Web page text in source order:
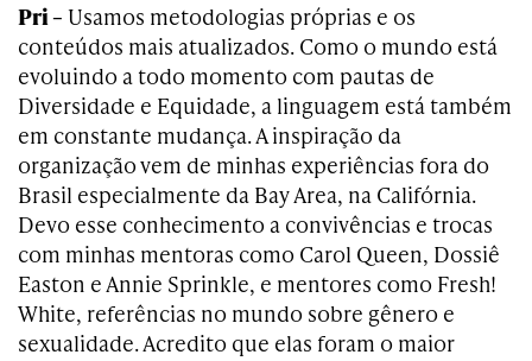
Pri – Usamos metodologias próprias e os
conteúdos mais atualizados. Como o mundo está
evoluindo a todo momento com pautas de
Diversidade e Equidade, a linguagem está também
em constante mudança. A inspiração da
organização vem de minhas experiências fora do
Brasil especialmente da Bay Area, na Califórnia.
Devo esse conhecimento a convivências e trocas
com minhas mentoras como Carol Queen, Dossiê
Easton e Annie Sprinkle, e mentores como Fresh!
White, referências no mundo sobre gênero e
sexualidade. Acredito que elas foram o maior